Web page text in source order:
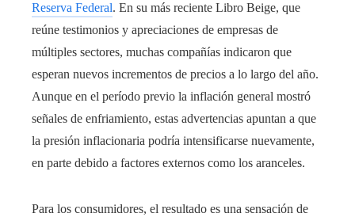
Reserva Federal. En su más reciente Libro Beige, que
reúne testimonios y apreciaciones de empresas de
múltiples sectores, muchas compañías indicaron que
esperan nuevos incrementos de precios a lo largo del año.
Aunque en el período previo la inflación general mostró
señales de enfriamiento, estas advertencias apuntan a que
la presión inflacionaria podría intensificarse nuevamente,
en parte debido a factores externos como los aranceles.
Para los consumidores, el resultado es una sensación de